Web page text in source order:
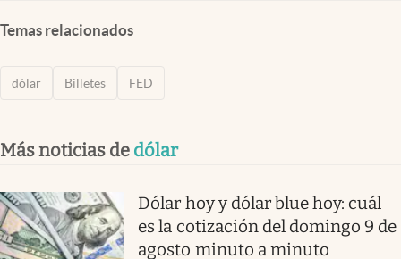
Temas relacionados
dólar Billetes FED
Más noticias de dólar
Dólar hoy y dólar blue hoy: cuál
es la cotización del domingo 9 de
agosto minuto a minuto